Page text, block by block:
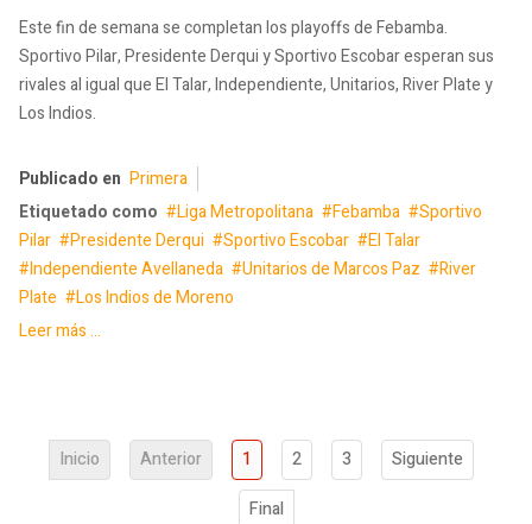
Este fin de semana se completan los playoffs de Febamba.
Sportivo Pilar, Presidente Derqui y Sportivo Escobar esperan sus
rivales al igual que El Talar, Independiente, Unitarios, River Plate y
Los Indios.
Publicado en Primera
Etiquetado como
Liga Metropolitana Febamba
Sportivo
Pilar
Presidente Derqui Sportivo Escobar
El Talar
Independiente Avellaneda
Unitarios de Marcos Paz
River
Plate
Los Indios de Moreno
Leer más ...
Inicio Anterior 1 2 3
Siguiente
Final